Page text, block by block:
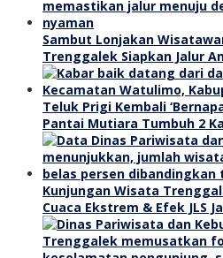
Sambut Lonjakan
Trenggalek Siapkan Jalur
Teluk Prigi Kembali
Pantai Mutiara Tumbuh 2
Kunjungan Wisata
Cuaca Ekstrem & Efek JLS